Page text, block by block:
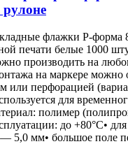
флажки P-форма
печати белые 1000
производить на
на маркере можно
или перфорацией
для
полимер
до +80°С• для
5,0 мм• большое поле